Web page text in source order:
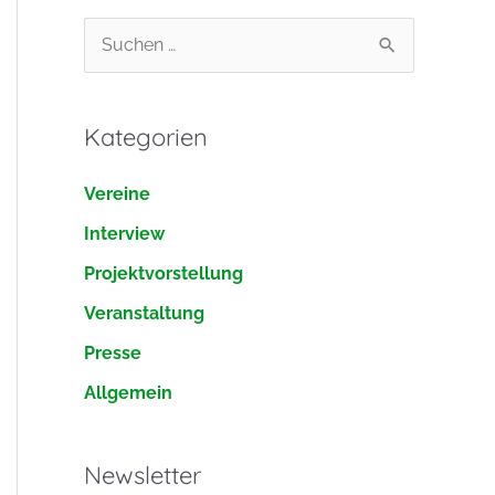
u
h
n
a
c
h
Kategorien
Vereine
Interview
Projektvorstellung
Veranstaltung
Presse
Allgemein
Newsletter